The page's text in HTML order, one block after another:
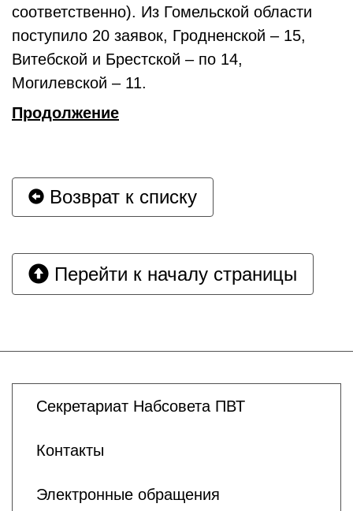
соответственно). Из Гомельской области
поступило 20 заявок, Гродненской – 15,
Витебской и Брестской – по 14,
Могилевской – 11.
Продолжение
Возврат к списку
Перейти к началу страницы
Секретариат Набсовета ПВТ
Контакты
Электронные обращения